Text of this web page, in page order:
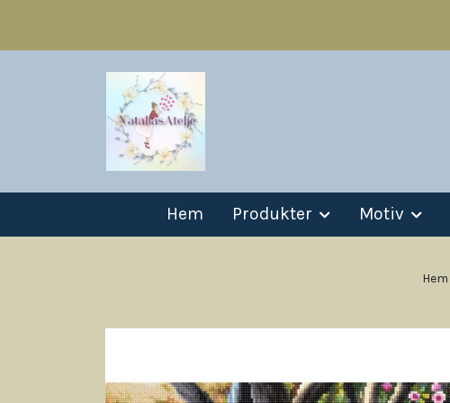
Hem Produkter Motiv
Hem